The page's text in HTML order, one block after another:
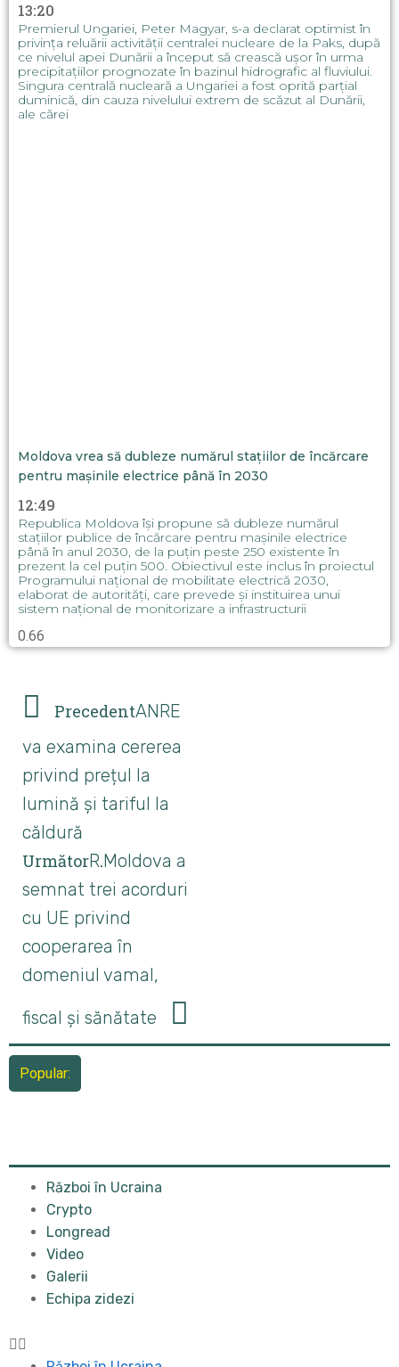
13:20
Premierul Ungariei, Peter Magyar, s-a declarat optimist în
privința reluării activității centralei nucleare de la Paks, după
ce nivelul apei Dunării a început să crească ușor în urma
precipitațiilor prognozate în bazinul hidrografic al fluviului.
Singura centrală nucleară a Ungariei a fost oprită parțial
duminică, din cauza nivelului extrem de scăzut al Dunării,
ale cărei
Moldova vrea să dubleze numărul stațiilor de încărcare
pentru mașinile electrice până în 2030
12:49
Republica Moldova își propune să dubleze numărul
stațiilor publice de încărcare pentru mașinile electrice
până în anul 2030, de la puțin peste 250 existente în
prezent la cel puțin 500. Obiectivul este inclus în proiectul
Programului național de mobilitate electrică 2030,
elaborat de autorități, care prevede și instituirea unui
sistem național de monitorizare a infrastructurii
PrecedentANRE
va examina cererea
privind prețul la
lumină și tariful la
căldură
UrmătorR.Moldova a
semnat trei acorduri
cu UE privind
cooperarea în
domeniul vamal,
fiscal și sănătate
Popular:
Război în Ucraina
Crypto
Longread
Video
Galerii
Echipa zidezi